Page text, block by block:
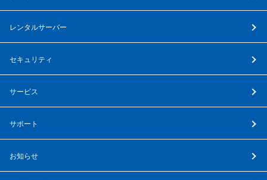
レンタルサーバー
セキュリティ
サービス
サポート
お知らせ